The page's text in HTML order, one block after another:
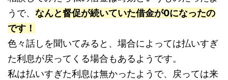
うで、 なんと督促が続いていた借金が0になったの
です！
色々話しを聞いてみると、場合によっては払いすぎ
た利息が戻ってくる場合もあるようです。
私は払いすぎた利息は無かったようで、戻っては来